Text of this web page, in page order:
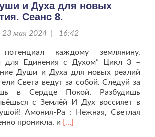
и Духа для новых
Сеанс 8.
23 мая 2024 | 16:42
каждому землянину.
для Единения с Духом” Цикл 3 –
Души и Духа для новых реалий
Света ведут за собой. Следуй за
в Сердце Покой, Разбудишь
с Землёй И Дух воссияет в
Амония-Ра : Нежная, Светлая
проникла, и Читать
[…]